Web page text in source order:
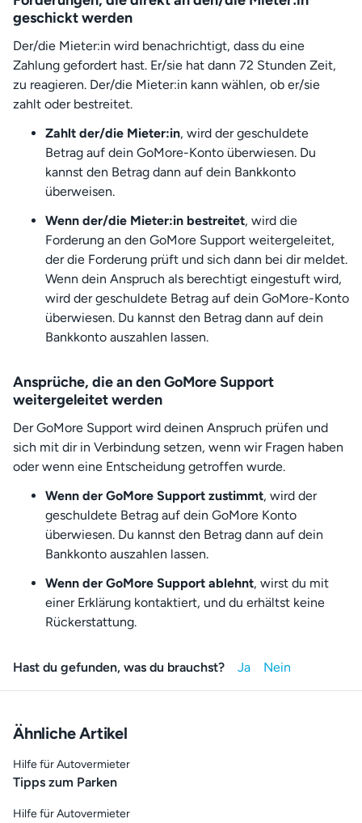
geschickt werden
Der/die Mieter:in wird benachrichtigt, dass du eine
Zahlung gefordert hast. Er/sie hat dann 72 Stunden Zeit,
zu reagieren. Der/die Mieter:in kann wählen, ob er/sie
zahlt oder bestreitet.
Zahlt der/die Mieter:in, wird der geschuldete
Betrag auf dein GoMore-Konto überwiesen. Du
kannst den Betrag dann auf dein Bankkonto
überweisen.
Wenn der/die Mieter:in bestreitet, wird die
Forderung an den GoMore Support weitergeleitet,
der die Forderung prüft und sich dann bei dir meldet.
Wenn dein Anspruch als berechtigt eingestuft wird,
wird der geschuldete Betrag auf dein GoMore-Konto
überwiesen. Du kannst den Betrag dann auf dein
Bankkonto auszahlen lassen.
Ansprüche, die an den GoMore Support
weitergeleitet werden
Der GoMore Support wird deinen Anspruch prüfen und
sich mit dir in Verbindung setzen, wenn wir Fragen haben
oder wenn eine Entscheidung getroffen wurde.
Wenn der GoMore Support zustimmt, wird der
geschuldete Betrag auf dein GoMore Konto
überwiesen. Du kannst den Betrag dann auf dein
Bankkonto auszahlen lassen.
Wenn der GoMore Support ablehnt, wirst du mit
einer Erklärung kontaktiert, und du erhältst keine
Rückerstattung.
Hast du gefunden, was du brauchst?
Ähnliche Artikel
Hilfe für Autovermieter
Tipps zum Parken
Hilfe für Autovermieter